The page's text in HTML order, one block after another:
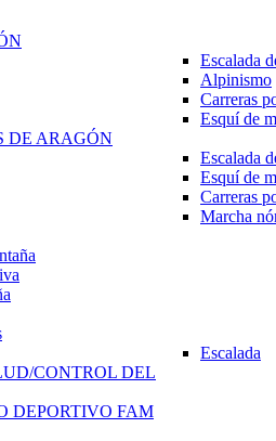
Escalada
Alpinismo
Carreras
Esquí de
DE ARAGÓN
Escalada
Esquí de
Carreras
Marcha
Escalada
CONTROL DEL
DEPORTIVO FAM